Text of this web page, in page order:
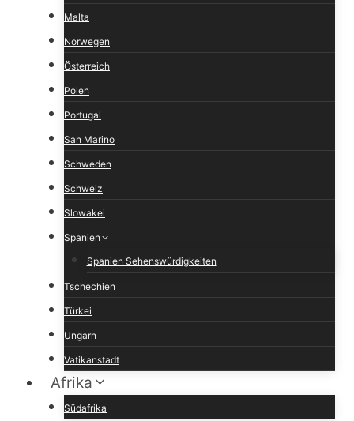
Malta
Norwegen
Österreich
Polen
Portugal
San Marino
Schweden
Schweiz
Slowakei
Spanien
Spanien Sehenswürdigkeiten
Tschechien
Türkei
Ungarn
Vatikanstadt
Afrika
Südafrika